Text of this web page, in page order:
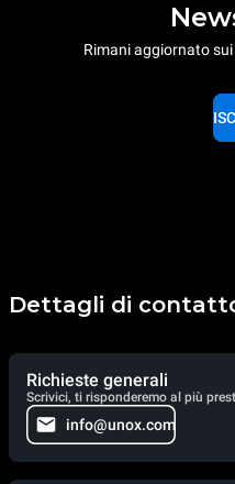
Rimani aggiornato
Dettagli di
Richieste generali
Scrivici, ti risponderemo al più
info@unox.com